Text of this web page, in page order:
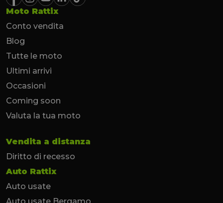
Moto Rattix
Conto vendita
Blog
Tutte le moto
Ultimi arrivi
Occasioni
Coming soon
Valuta la tua moto
Vendita a distanza
Diritto di recesso
Auto Rattix
Auto usate